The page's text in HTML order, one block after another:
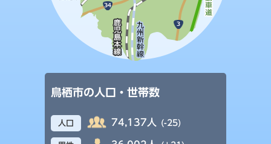
鳥栖市の人口・世帯数
人口 74,137人 (-25)